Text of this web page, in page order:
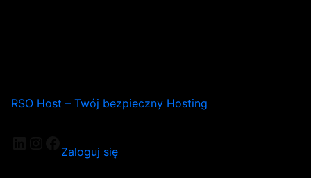
RSO Host – Twój bezpieczny Hosting
LinkedIn
Instagram
Facebook
Zaloguj się